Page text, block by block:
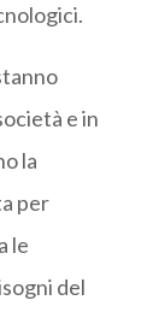
e in
la
per
le
del